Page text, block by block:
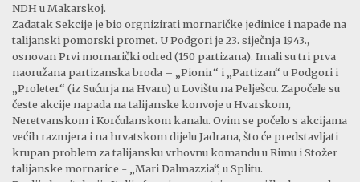
NDH u Makarskoj.
Zadatak Sekcije je bio orgnizirati mornaričke jedinice i napade na
talijanski pomorski promet. U Podgori je 23. siječnja 1943.,
osnovan Prvi mornarički odred (150 partizana). Imali su tri prva
naoružana partizanska broda – „Pionir“ i „Partizan“ u Podgori i
„Proleter“ (iz Sućurja na Hvaru) u Lovištu na Pelješcu. Započele su
česte akcije napada na talijanske konvoje u Hvarskom,
Neretvanskom i Korčulanskom kanalu. Ovim se počelo s akcijama
većih razmjera i na hrvatskom dijelu Jadrana, što će predstavljati
krupan problem za talijansku vrhovnu komandu u Rimu i Stožer
talijanske mornarice - „Mari Dalmazzia“, u Splitu.